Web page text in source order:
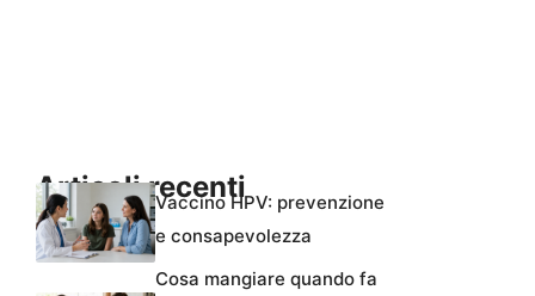
Articoli recentiVaccino HPV: prevenzione
e consapevolezza
Cosa mangiare quando fa